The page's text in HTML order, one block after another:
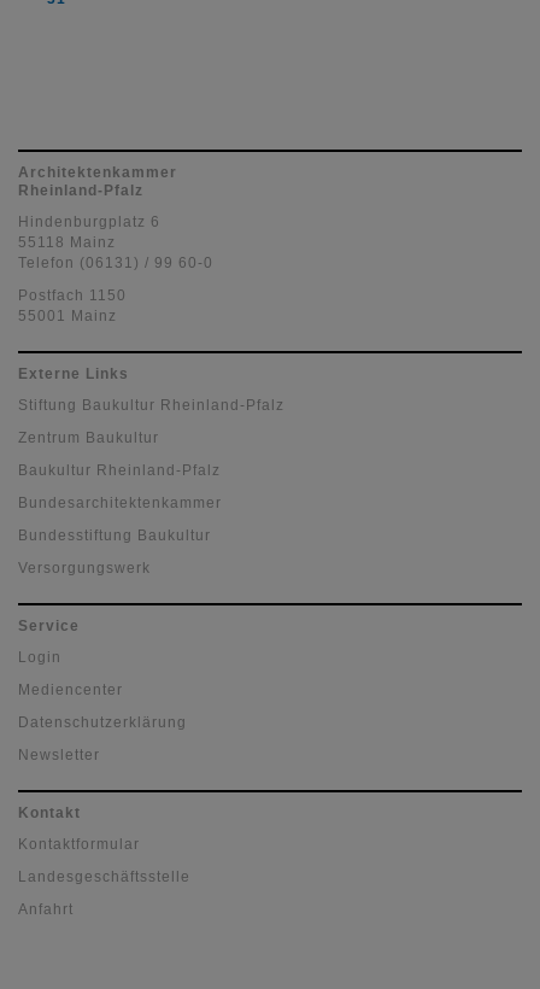
Architektenkammer
Rheinland-Pfalz
Hindenburgplatz 6
55118 Mainz
Telefon (06131) / 99 60-0
Postfach 1150
55001 Mainz
Externe Links
Stiftung Baukultur Rheinland-Pfalz
Zentrum Baukultur
Baukultur Rheinland-Pfalz
Bundesarchitektenkammer
Bundesstiftung Baukultur
Versorgungswerk
Service
Login
Mediencenter
Datenschutzerklärung
Newsletter
Kontakt
Kontaktformular
Landesgeschäftsstelle
Anfahrt